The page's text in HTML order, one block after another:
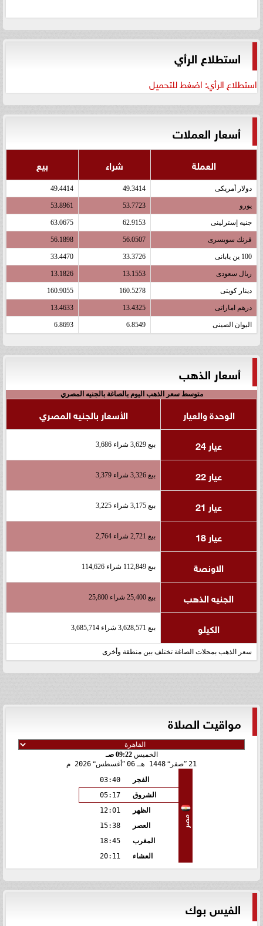
استطلاع الرأي
استطلاع الرأي: اضغط للتحميل
أسعار العملات
العملة شراء بيع
دولار أمريكى 49.3414
49.4414
يورو 53.7723
53.8961
جنيه إسترلينى 62.9153
63.0675
فرنك سويسرى 56.0507
56.1898
100 ين يابانى 33.3726
33.4470
ريال سعودى 13.1553
13.1826
دينار كويتى 160.5278
160.9055
درهم اماراتى 13.4325
13.4633
اليوان الصينى 6.8549
6.8693
أسعار الذهب
متوسط سعر الذهب اليوم بالصاغة بالجنيه المصري
الوحدة والعيار
الأسعار بالجنيه المصري
عيار 24
بيع 3,629 شراء 3,686
عيار 22 بيع 3,326 شراء 3,379
عيار 21 بيع 3,175 شراء 3,225
عيار 18 بيع 2,721 شراء 2,764
الاونصة بيع 112,849 شراء 114,626
الجنيه الذهب بيع 25,400 شراء 25,800
الكيلو بيع 3,628,571 شراء 3,685,714
سعر الذهب بمحلات الصاغة تختلف بين منطقة وأخرى
مواقيت الصلاة
الخميس09:22 صـ
21 صفر 1448 هـ 06 أغسطس 2026 م
مصر
الفجر
03:40
الشروق
05:17
الظهر
12:01
العصر
15:38
المغرب
18:45
العشاء
20:11
الفيس بوك